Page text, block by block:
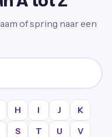
of spring naar een
H I J
K
S T U
V